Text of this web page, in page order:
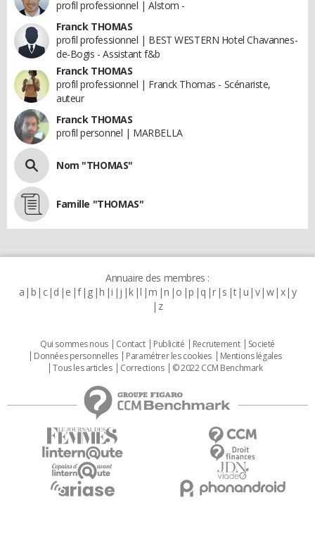
profil professionnel | Alstom -
Franck THOMAS
profil professionnel | BEST WESTERN Hotel Chavannes-
de-Bogis - Assistant f&b
Franck THOMAS
profil professionnel | Franck Thomas - Scénariste,
auteur
Franck THOMAS
profil personnel | MARBELLA
Nom "THOMAS"
Famille "THOMAS"
Annuaire des membres :
a b c d e f g h i j k l m n o p q r s t u v w x y
z
Qui sommes nous Contact Publicité Recrutement
Societé
Données personnelles
Paramétrer les cookies
Mentions légales
Tous les articles
Corrections © 2022 CCM Benchmark